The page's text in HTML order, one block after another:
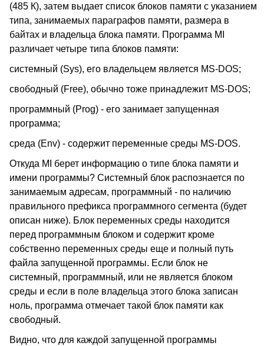
(485 К), затем выдает список блоков памяти с указанием
типа, занимаемых параграфов памяти, размера в
байтах и владельца блока памяти. Программа MI
различает четыре типа блоков памяти:
системный (Sys), его владельцем является MS-DOS;
свободный (Free), обычно тоже принадлежит MS-DOS;
программный (Prog) - его занимает запущенная
программа;
среда (Env) - содержит переменные среды MS-DOS.
Откуда MI берет информацию о типе блока памяти и
имени программы? Системный блок распознается по
занимаемым адресам, программный - по наличию
правильного префикса программного сегмента (будет
описан ниже). Блок переменных среды находится
перед программным блоком и содержит кроме
собственно переменных среды еще и полный путь
файла запущенной программы. Если блок не
системный, программный, или не является блоком
среды и если в поле владельца этого блока записан
ноль, программа отмечает такой блок памяти как
свободный.
Видно, что для каждой запущенной программы